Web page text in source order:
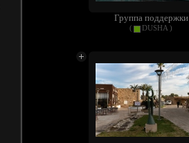
Группа поддержки
( DUSHA )